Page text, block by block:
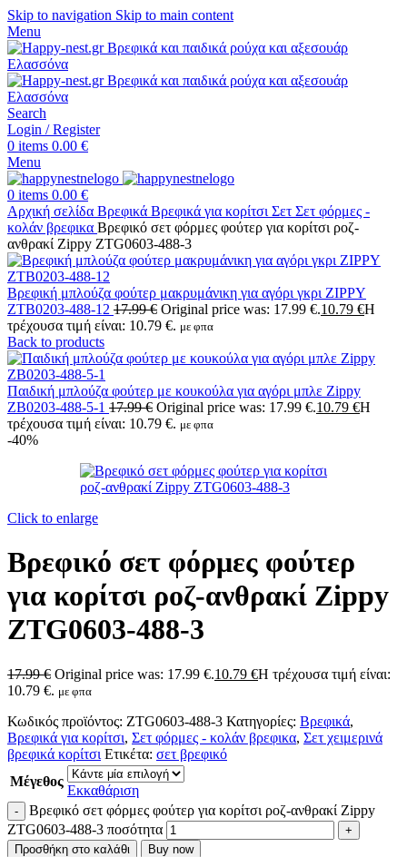
Skip to navigation Skip to main content
Menu
Search
Login / Register
0 items 0.00 €
Menu
0 items 0.00 €
Αρχική σελίδα Βρεφικά Βρεφικά για κορίτσι Σετ Σετ φόρμες -
κολάν βρεφικα Βρεφικό σετ φόρμες φούτερ για κορίτσι ροζ-
ανθρακί Zippy ZTG0603-488-3
Βρεφική μπλούζα φούτερ μακρυμάνικη για αγόρι γκρι ZIPPY
ZTB0203-488-12 17.99€ Original price was: 17.99 €.10.79 €Η
τρέχουσα τιμή είναι: 10.79 €. με φπα
Back to products
Παιδική μπλούζα φούτερ με κουκούλα για αγόρι μπλε Zippy
ZB0203-488-5-1 17.99€ Original price was: 17.99 €.10.79 €Η
τρέχουσα τιμή είναι: 10.79 €. με φπα
-40%
Click to enlarge
Βρεφικό σετ φόρμες φούτερ
για κορίτσι ροζ-ανθρακί Zippy
ZTG0603-488-3
17.99€ Original price was: 17.99 €.10.79 €Η τρέχουσα τιμή είναι:
10.79 €. με φπα
Κωδικός προϊόντος: ZTG0603-488-3 Κατηγορίες: Βρεφικά,
Βρεφικά για κορίτσι, Σετ φόρμες - κολάν βρεφικα, Σετ χειμερινά
βρεφικά κορίτσι Ετικέτα: σετ βρεφικό
Μέγεθος
Εκκαθάριση
Βρεφικό σετ φόρμες φούτερ για κορίτσι ροζ-ανθρακί Zippy
ZTG0603-488-3 ποσότητα
Προσθήκη στο καλάθι Buy now